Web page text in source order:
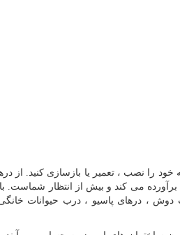
را نصب ، تعمیر یا بازسازی کنید. از
برآورده می کند و بیش از انتظار
، درهای پاسیو ، درب حیوانات